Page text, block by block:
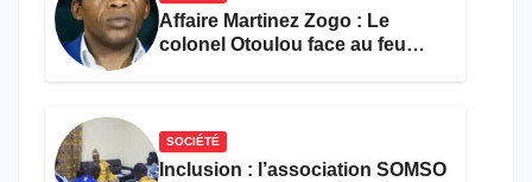
Affaire Martinez Zogo : Le
colonel Otoulou face au feu
SOCIÉTÉ
Inclusion : l’association SOMSO